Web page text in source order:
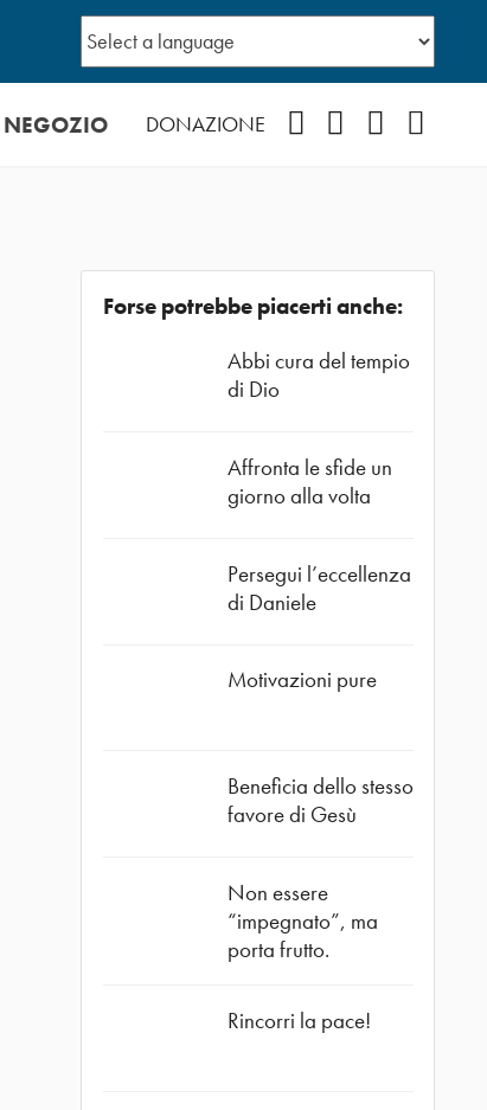
NEGOZIO DONAZIONE
Forse potrebbe piacerti anche:
Abbi cura del tempio
di Dio
Affronta le sfide un
giorno alla volta
Persegui l’eccellenza
di Daniele
Motivazioni pure
Beneficia dello stesso
favore di Gesù
Non essere
“impegnato”, ma
porta frutto.
Rincorri la pace!